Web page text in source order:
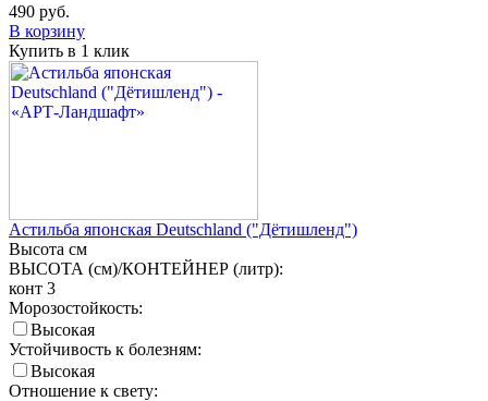
490 руб.
В корзину
Купить в 1 клик
Астильба японская Deutschland ("Дётишленд")
Высота см
ВЫСОТА (см)/КОНТЕЙНЕР (литр):
конт 3
Морозостойкость:
Высокая
Устойчивость к болезням:
Высокая
Отношение к свету: